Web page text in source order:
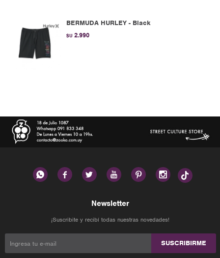
BERMUDA HURLEY - Black
$U 2.990
     
Newsletter
¡Suscribite y recibí todas nuestras novedades!
SUSCRIBIRME